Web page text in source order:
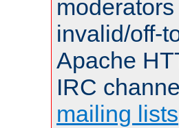
invalid/off-
Apache
IRC
mailing lists